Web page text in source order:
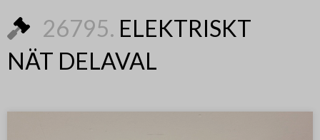
26795. ELEKTRISKT
NÄT DELAVAL